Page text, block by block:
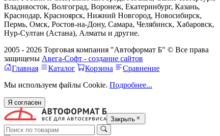
Владивосток, Волгоград, Воронеж, Екатеринбург, Казань,
Краснодар, Красноярск, Нижний Новгород, Новосибирск,
Пермь, Омск, Ростов-на-Дону, Самара, Челябинск, Хабаровск,
Нур-Султан (Астана), Алматы и другие.
2005 - 2026 Торговая компания "Автоформат Б" © Все права
защищены Авега-Софт - создание сайтов
Главная
Каталог Корзина
Сравнение
Мы используем файлы Cookie. Подробнее...
Я согласен
Закрыть